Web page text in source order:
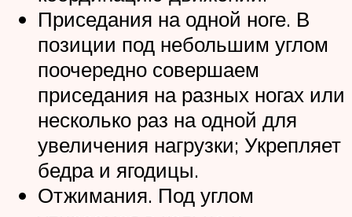
Приседания на одной ноге. В
позиции под небольшим углом
поочередно совершаем
приседания на разных ногах или
несколько раз на одной для
увеличения нагрузки; Укрепляет
бедра и ягодицы.
Отжимания. Под углом